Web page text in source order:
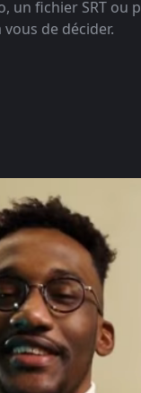
un fichier SRT ou
vous de décider.